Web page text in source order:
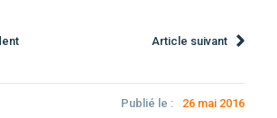
Article suivant
Publié le : 26 mai 2016